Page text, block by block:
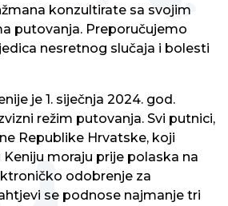
konzultirate sa svojim
putovanja. Preporučujemo
nesretnog slučaja i bolesti
je 1. siječnja 2024. god.
režim putovanja. Svi putnici,
Republike Hrvatske, koji
moraju prije polaska na
odobrenje za
se podnose najmanje tri